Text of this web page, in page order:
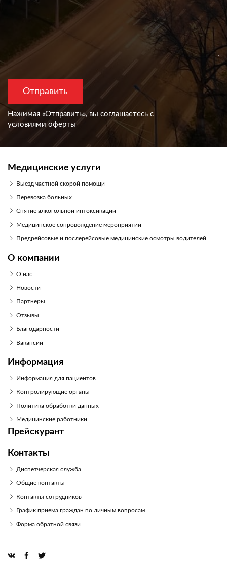
Нажимая «Отправить», вы согла­шаетесь с
условиями оферты
Медицинские услуги
Выезд частной скорой помощи
Перевозка больных
Снятие алкогольной интоксикации
Медицинское сопровождение мероприятий
Предрейсовые и послерейсовые медицинские осмотры водителей
О компании
О нас
Новости
Партнеры
Отзывы
Благодарности
Вакансии
Информация
Информация для пациентов
Контролирующие органы
Политика обработки данных
Медицинские работники
Прейскурант
Контакты
Диспетчерская служба
Общие контакты
Контакты сотрудников
График приема граждан по личным вопросам
Форма обратной связи